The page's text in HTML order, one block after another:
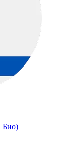
Био)